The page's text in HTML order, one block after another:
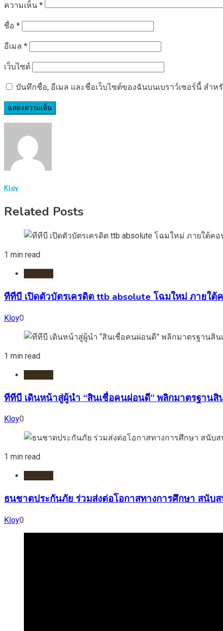
ความเห็น *
ชื่อ *
อีเมล *
เว็บไซต์
บันทึกชื่อ, อีเมล และชื่อเว็บไซต์ของฉันบนเบราว์เซอร์นี้ สำห
Kloy
Related Posts
1 min read
ทีทีบี เปิดตัวบัตรเครดิต ttb absolute โฉมใหม่ ภายใต้
Kloy0
1 min read
ทีทีบี เดินหน้าสู่ผู้นำ “สินเชื่อคนผ่อนดี” พลิกมาตรฐาน
Kloy0
1 min read
ธนชาตประกันภัย ร่วมส่งต่อโอกาสทางการศึกษา สนับ
Kloy0